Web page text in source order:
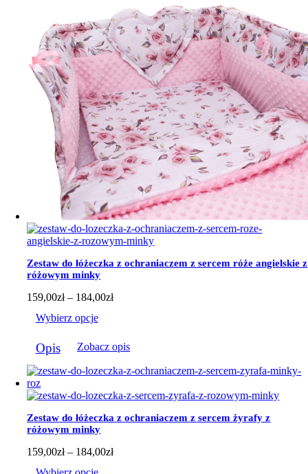
Zestaw do łóżeczka z ochraniaczem z sercem róże angielskie z
różowym minky
159,00zł – 184,00złZakres
do
Wybierz opcje
produkt
ma
wiele
wariantów.
Opcje
można
wybrać
na
stronie
Opis Zobacz opis
Zestaw do łóżeczka z ochraniaczem z sercem żyrafy z
różowym minky
159,00zł – 184,00złZakres